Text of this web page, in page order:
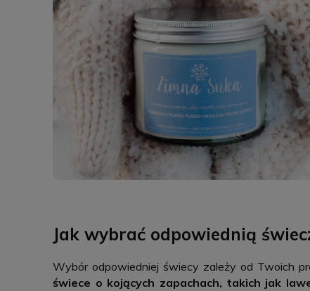
Jak wybrać odpowiednią
Wybór odpowiedniej świecy zależy od Twoich
świece o kojących zapachach, takich jak